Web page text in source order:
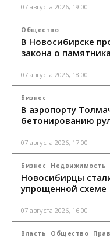
07 августа 2026, 19:00
Общество
В Новосибирске
закона о
07 августа 2026, 18:00
Бизнес
В аэропорту
бетонированию
07 августа 2026, 17:00
Бизнес Недвижимость
Новосибирцы
упрощенной схеме
07 августа 2026, 16:00
Власть Общество